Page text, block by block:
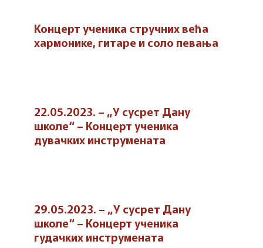
Концерт ученика стручних већа
хармонике, гитаре и соло певања
22.05.2023. – „У сусрет Дану
школе“ – Концерт ученика
дувачких инструмената
29.05.2023. – „У сусрет Дану
школе“ – Концерт ученика
гудачких инструмената